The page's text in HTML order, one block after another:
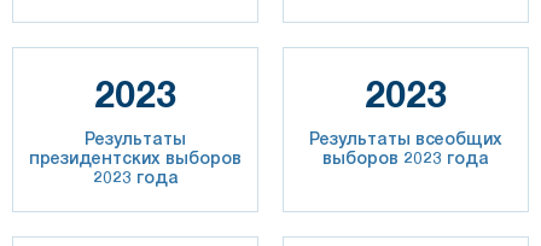
2023
Результаты
президентских выборов
2023 года
2023
Результаты всеобщих
выборов 2023 года